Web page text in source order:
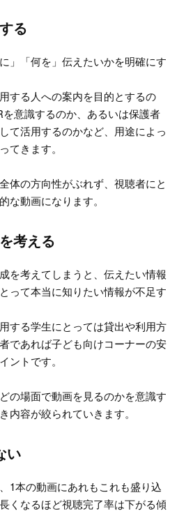
る
」「何を」伝えたいかを明確にす
する人への案内を目的とするの
意識するのか、あるいは保護者
て活用するのかなど、用途によっ
てきます。
体の方向性がぶれず、視聴者にと
な動画になります。
考える
を考えてしまうと、伝えたい情報
って本当に知りたい情報が不足す
する学生にとっては貸出や利用方
であれば子ども向けコーナーの安
ントです。
の場面で動画を見るのかを意識す
内容が絞られていきます。
い
1本の動画にあれもこれも盛り込
くなるほど視聴完了率は下がる傾